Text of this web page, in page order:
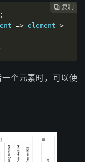
 复制
 复制
 复制
 复制
];
=> element >
个元素时，可以使